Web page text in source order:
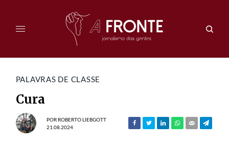
PALAVRAS DE CLASSE
Cura
POR ROBERTO LIEBGOTT
21.08.2024